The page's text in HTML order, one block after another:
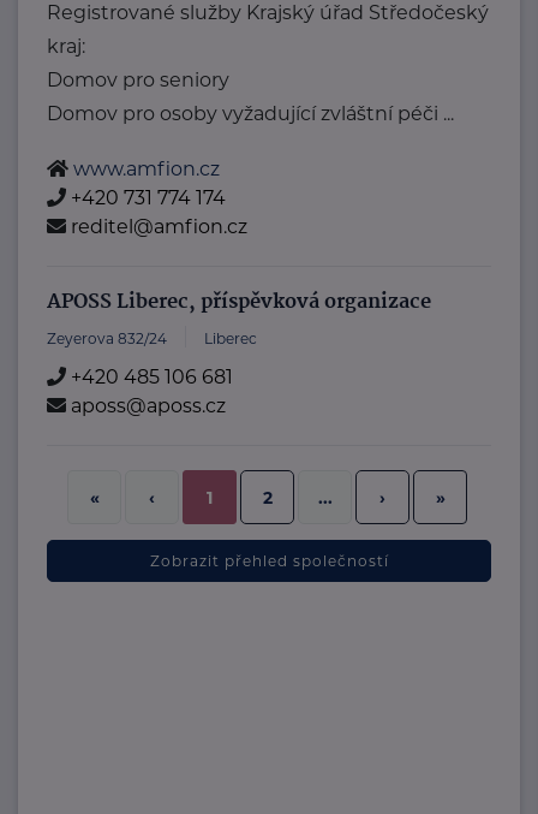
Registrované služby Krajský úřad Středočeský
kraj:
Domov pro seniory
Domov pro osoby vyžadující zvláštní péči ...
www.amfion.cz
+420 731 774 174
reditel@amfion.cz
APOSS Liberec, příspěvková organizace
Zeyerova 832/24 Liberec
+420 485 106 681
aposs@aposs.cz
« ‹ 1 2 ... › »
Zobrazit přehled společností